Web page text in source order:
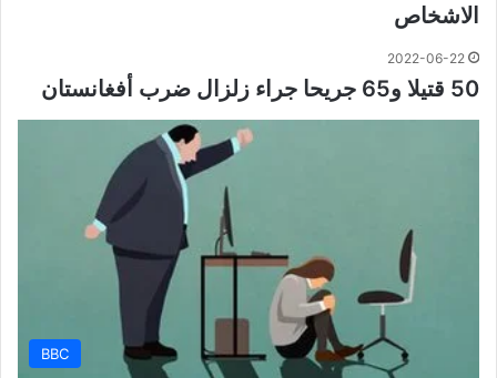
الاشخاص
2022-06-22
50 قتيلا و65 جريحا جراء زلزال ضرب أفغانستان
BBC